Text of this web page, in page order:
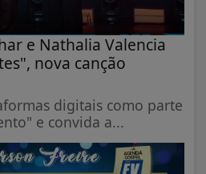
e Nathalia Valencia
nova canção
digitais como parte
e convida a...